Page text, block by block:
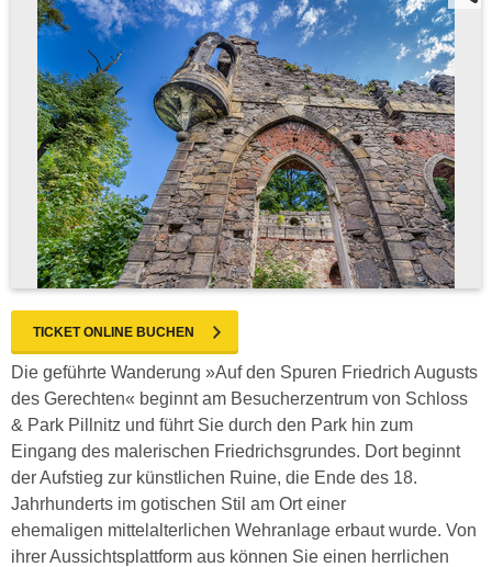
TICKET ONLINE BUCHEN
Die geführte Wanderung »Auf den Spuren Friedrich Augusts
des Gerechten« beginnt am Besucherzentrum von Schloss
& Park Pillnitz und führt Sie durch den Park hin zum
Eingang des malerischen Friedrichsgrundes. Dort beginnt
der Aufstieg zur künstlichen Ruine, die Ende des 18.
Jahrhunderts im gotischen Stil am Ort einer
ehemaligen mittelalterlichen Wehranlage erbaut wurde. Von
ihrer Aussichtsplattform aus können Sie einen herrlichen